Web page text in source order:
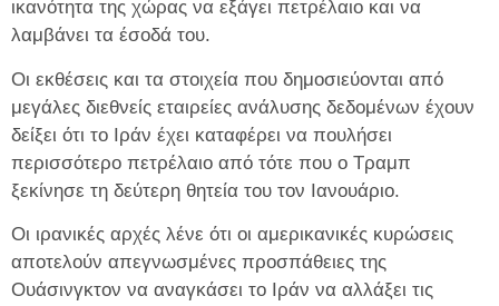
ικανότητα της χώρας να εξάγει πετρέλαιο και να
λαμβάνει τα έσοδά του.
Οι εκθέσεις και τα στοιχεία που δημοσιεύονται από
μεγάλες διεθνείς εταιρείες ανάλυσης δεδομένων έχουν
δείξει ότι το Ιράν έχει καταφέρει να πουλήσει
περισσότερο πετρέλαιο από τότε που ο Τραμπ
ξεκίνησε τη δεύτερη θητεία του τον Ιανουάριο.
Οι ιρανικές αρχές λένε ότι οι αμερικανικές κυρώσεις
αποτελούν απεγνωσμένες προσπάθειες της
Ουάσινγκτον να αναγκάσει το Ιράν να αλλάξει τις